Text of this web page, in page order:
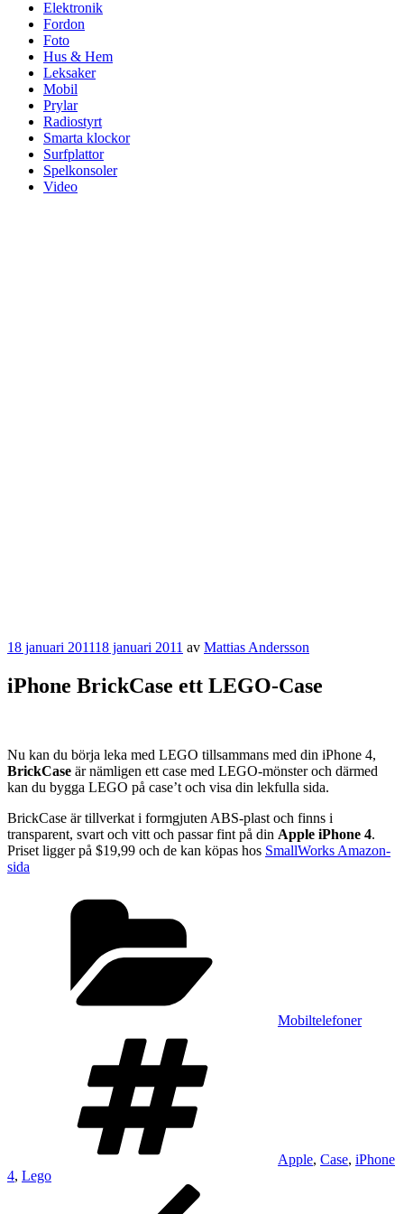
Elektronik
Fordon
Foto
Hus & Hem
Leksaker
Mobil
Prylar
Radiostyrt
Smarta klockor
Surfplattor
Spelkonsoler
Video
Publicerat
18 januari 201118 januari 2011 av Mattias Andersson
iPhone BrickCase ett LEGO-Case
Nu kan du börja leka med LEGO tillsammans med din iPhone 4,
BrickCase är nämligen ett case med LEGO-mönster och därmed
kan du bygga LEGO på case’t och visa din lekfulla sida.
BrickCase är tillverkat i formgjuten ABS-plast och finns i
transparent, svart och vitt och passar fint på din Apple iPhone 4.
Priset ligger på $19,99 och de kan köpas hos SmallWorks Amazon-
sida
Mobiltelefoner
Apple, Case, iPhone
4, Lego
Inläggsnavigering